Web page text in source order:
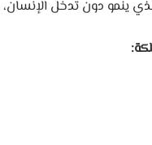
ينمو دون تدخل